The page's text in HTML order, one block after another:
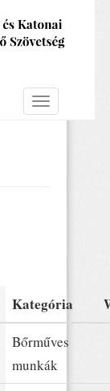
Navigáció
Kategória
Bőrműves
munkák